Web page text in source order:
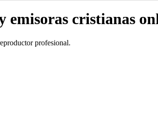
emisoras cristianas
profesional.